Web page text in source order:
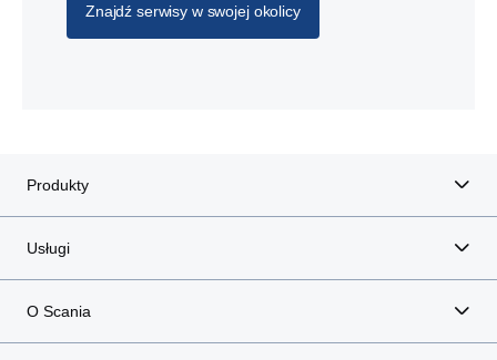
Znajdź serwisy w swojej okolicy
Produkty
Usługi
O Scania